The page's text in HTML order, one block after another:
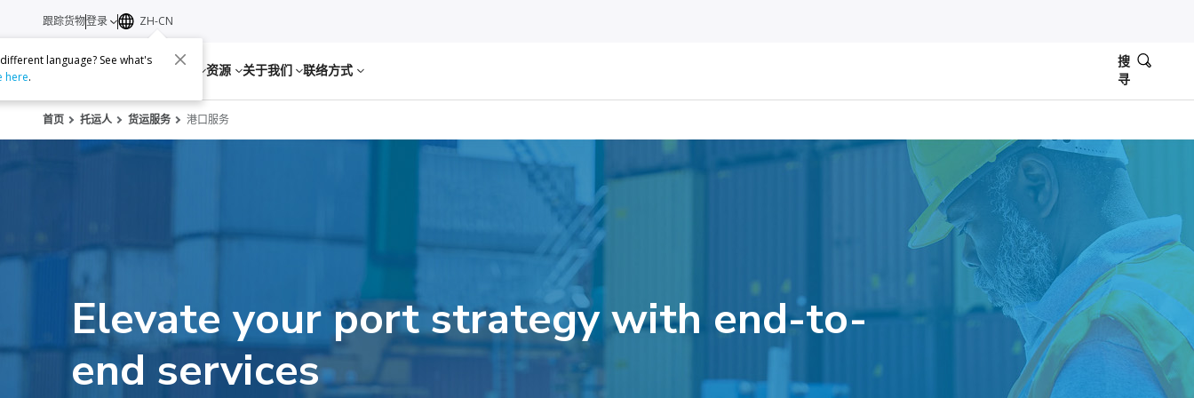
服务 资源 关于我们 联络方式
跟踪货物登录 ZH-CN
language? See what's
here.
搜
寻
首页 托运人 货运服务 港口服务
Elevate your port strategy with end-to-
end services